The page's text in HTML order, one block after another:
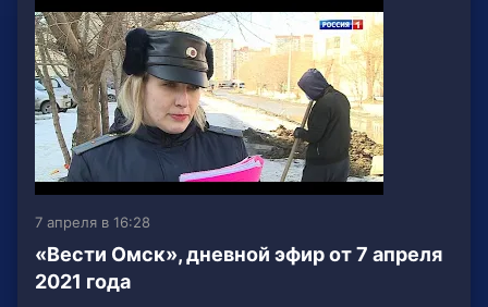
7 апреля в 16:28
«Вести Омск», дневной эфир от 7 апреля
2021 года